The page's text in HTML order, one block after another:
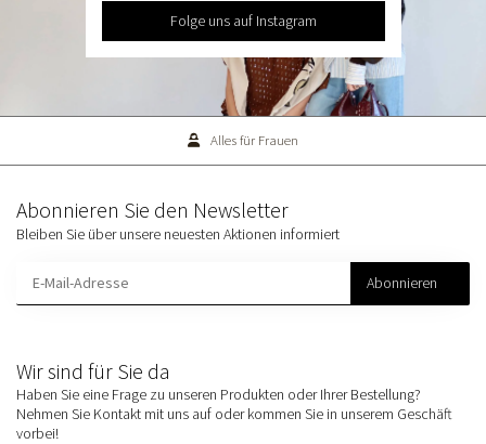
Folge uns auf Instagram
Alles für Frauen
Wir sind für Sie da
Haben Sie eine Frage zu unseren Produkten oder Ihrer Bestellung?
Nehmen Sie Kontakt mit uns auf oder kommen Sie in unserem Geschäft
vorbei!
Abonnieren Sie den Newsletter
Bleiben Sie über unsere neuesten Aktionen informiert
Abonnieren